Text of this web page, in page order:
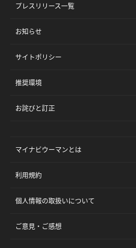
プレスリリース一覧
お知らせ
サイトポリシー
推奨環境
お詫びと訂正
マイナビウーマンとは
利用規約
個人情報の取扱いについて
ご意見・ご感想